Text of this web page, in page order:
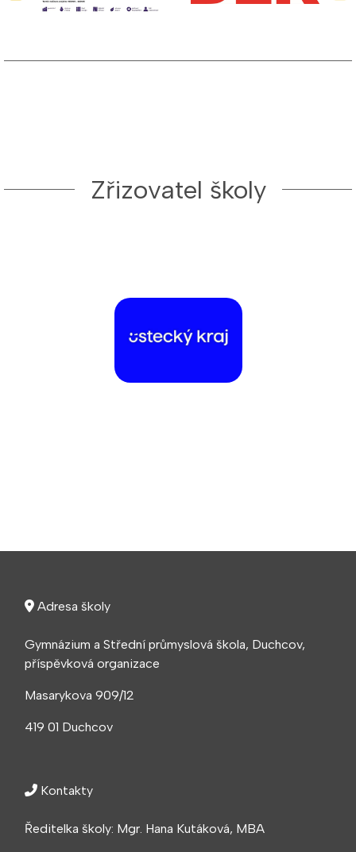
Zřizovatel školy
Adresa školy
Gymnázium a Střední průmyslová škola, Duchcov,
příspěvková organizace
Masarykova 909/12
419 01 Duchcov
Kontakty
Ředitelka školy: Mgr. Hana Kutáková, MBA